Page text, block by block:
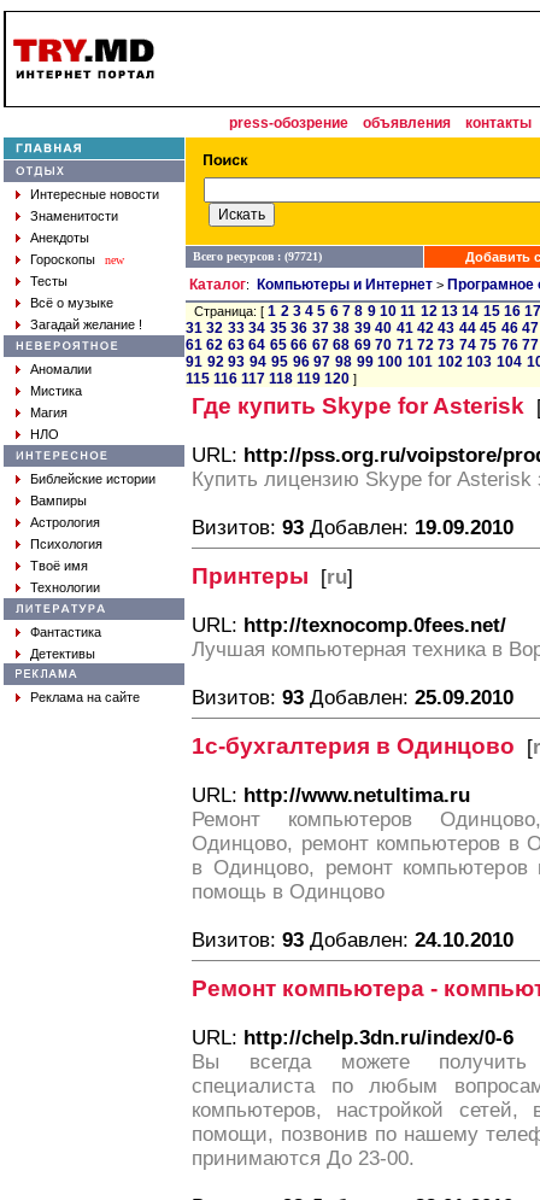
press-обозрение объявления контакты
Интересные новости
Знаменитости
Анекдоты
Гороскопы
new
Тесты
Всё о музыке
Загадай желание !
Аномалии
Мистика
Магия
НЛО
Библейские истории
Вампиры
Астрология
Психология
Твоё имя
Технологии
Фантастика
Детективы
Реклама на сайте
Всего ресурсов : (97721) Добавить
Каталог: Компьютеры и Интернет > Програмное
Страница: [1 2 3 4 5 6 7 8 9 10 11 12 13 14 15 16
31 32 33 34 35 36 37 38 39 40 41 42 43 44 45 46 47
61 62 63 64 65 66 67 68 69 70 71 72 73 74 75 76 77
91 92 93 94 95 96 97 98 99 100 101 102 103 104
115 116 117 118 119 120 ]
Где купить Skype for Asterisk
URL: http://pss.org.ru/voipstore/
Купить лицензию Skype for Asterisk
Визитов: 93 Добавлен: 19.09.2010
Принтеры [ru]
URL: http://texnocomp.0fees.net/
Лучшая компьютерная техника в
Визитов: 93 Добавлен: 25.09.2010
1с-бухгалтерия в Одинцово [
URL: http://www.netultima.ru
Ремонт компьютеров
Одинцово, ремонт компьютеров в
в Одинцово, ремонт компьютеров
помощь в Одинцово
Визитов: 93 Добавлен: 24.10.2010
Ремонт компьютера -
URL: http://chelp.3dn.ru/index/0-6
Вы всегда можете получить
специалиста по любым
компьютеров, настройкой
помощи, позвонив по нашему
принимаются До 23-00.